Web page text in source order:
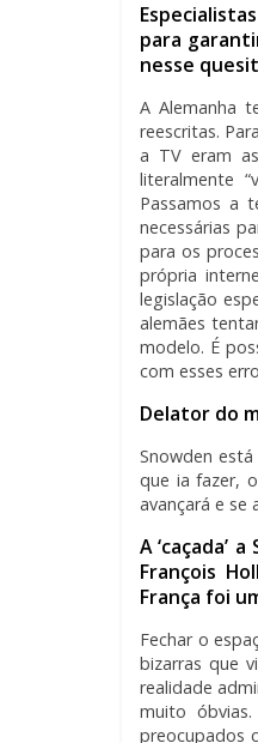
para
nesse
A Alemanha
reescritas.
a TV eram
literalmente
Passamos a
necessárias
para os
própria
legislação
alemães
modelo. É
com esses
Delator do
Snowden
que ia fazer,
avançará e se
A ‘caçada’
François
França foi
Fechar o
bizarras que
realidade
muito
preocupados